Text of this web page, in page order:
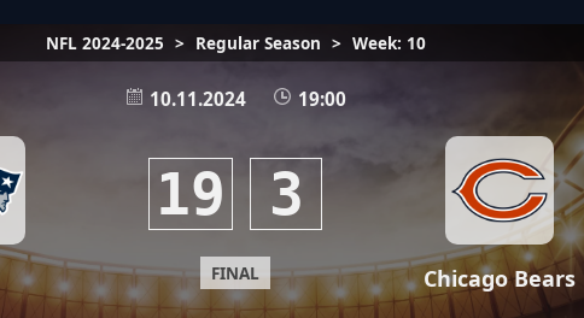
NFL 2024-2025 > Regular Season > Week: 10
10.11.2024 19:00
19 3
FINAL Chicago Bears